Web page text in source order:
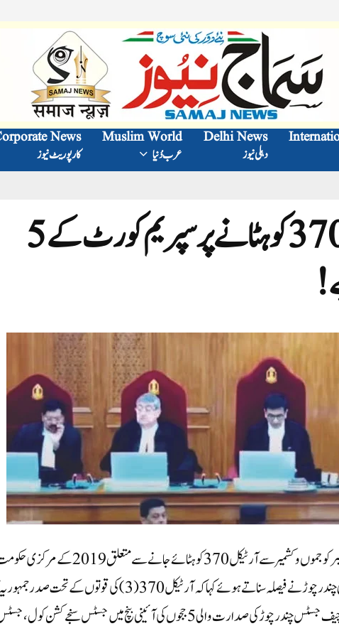
Delhi News
دہلی نیوز
Muslim World
عرب دُنیا
News
کارپوریٹ نیوز
جموں و کشمیر سے آرٹیکل 370 کو ہٹانے پر سپریم کورٹ کے 5
نئی دہلی: سپریم کورٹ کی پانچ ججوں کی آئینی بنچ نے 11 دسمبر کو جموں و کشمیر سے آرٹیکل 370 کو ہٹائے جانے سے متعلق 2019
کے فیصلے کو درست قرار دیا۔ چیف جسٹس آف انڈیا ڈی وائی چندرچوڑ نے فیصلہ سناتے ہوئے کہا کہ آرٹیکل 370(3) کی قوتوں کے تحت
فیصلہ صحیح تھا اور اس پر سوال کھڑے کرنا ٹھیک نہیں ہے۔چیف جسٹس چندرچوڑ کی صدارت والی 5 ججوں کی آئینی بنچ میں جسٹس سنجے کشن